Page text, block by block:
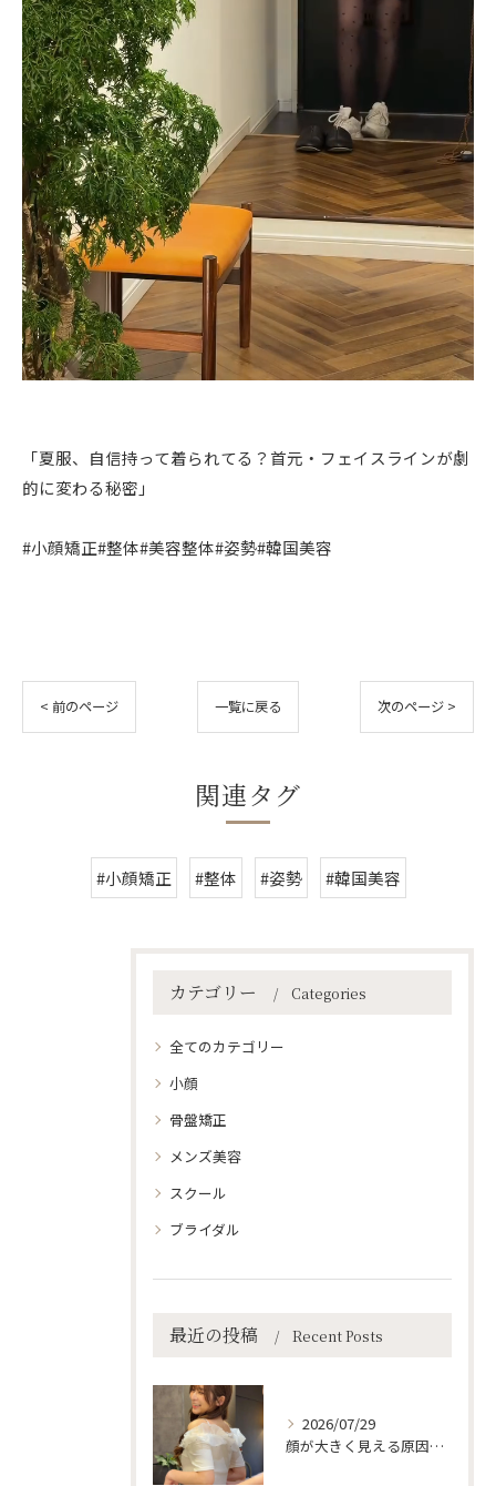
「夏服、自信持って着られてる？首元・フェイスラインが劇
的に変わる秘密」
#小顔矯正#整体#美容整体#姿勢#韓国美容
< 前のページ 一覧に戻る 次のページ >
関連タグ
#小顔矯正 #整体 #姿勢 #韓国美容
カテゴリー Categories
全てのカテゴリー
小顔
骨盤矯正
メンズ美容
スクール
ブライダル
最近の投稿 Recent Posts
2026/07/29
顔が大きく見える原因、実は「姿勢」かも…？